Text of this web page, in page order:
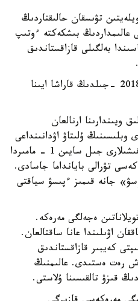
تۋىسقان حالىقتاردىڭ
عالىمداردىڭ بىشكەكتە ءوتىپ
بەلگىلى قازاقستاندىق
ونىڭ ايتۋىنشا، اتالعان ماسەلە 2018 -جىلدىڭ قاراشا ايىنا
ويىندارىنا ارنالعان
وبلىسىنىڭ ۇلىتاۋ اۋدانىنداعى
تەرىساققان كەنتىندە قازاق جىلقىشىلارى جىل سايىن 1 - مامىردا
تۋرالى بايانداما جاسادى.
جانە قىمىز ءپىسۋ سياقتى
ەجەلگى مەرەكە.
اۋىلىندا عانا ساقتالعان.
كەيبىر قازاقستاندىق
رەت ەستىدى. عالىمنىڭ
قىزۋ تالقىسىنا ۇلاستى.